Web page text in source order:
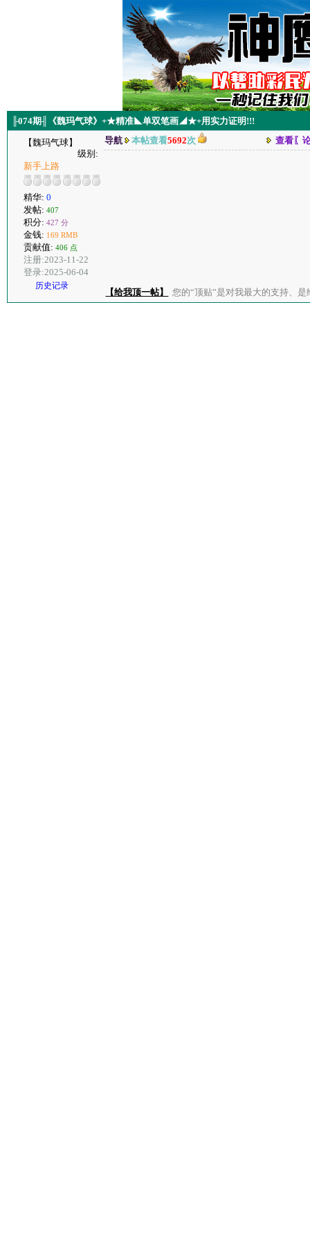
╟074期╢《魏玛气球》+★精准◣单双笔画◢★+用实力证明!!!
【魏玛气球】
级别:
新手上路
精华: 0
发帖: 407
积分: 427 分
金钱: 169 RMB
贡献值: 406 点
注册:2023-11-22
登录:2025-06-04
历史记录
导航 本帖查看5692次 查看〖
【给我顶一帖】 您的“顶贴”是对我最大的支持、